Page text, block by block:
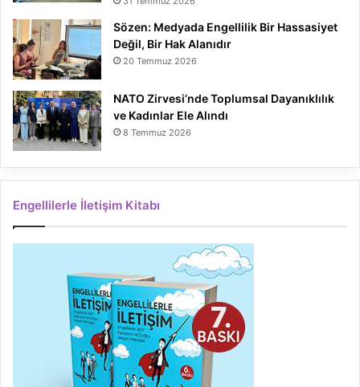
Sözen: Medyada Engellilik Bir Hassasiyet
Değil, Bir Hak Alanıdır
20 Temmuz 2026
NATO Zirvesi’nde Toplumsal Dayanıklılık
ve Kadınlar Ele Alındı
8 Temmuz 2026
Engellilerle İletişim Kitabı